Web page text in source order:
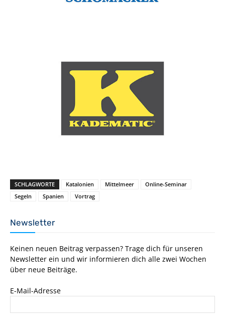
SCHLAGWORTE Katalonien Mittelmeer
Online-Seminar
Segeln
Spanien Vortrag
Newsletter
Keinen neuen Beitrag verpassen? Trage dich für unseren
Newsletter ein und wir informieren dich alle zwei Wochen
über neue Beiträge.
E-Mail-Adresse